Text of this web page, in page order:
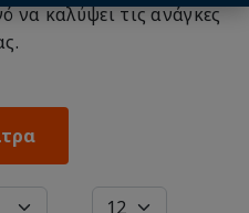
να καλύψει τις ανάγκες